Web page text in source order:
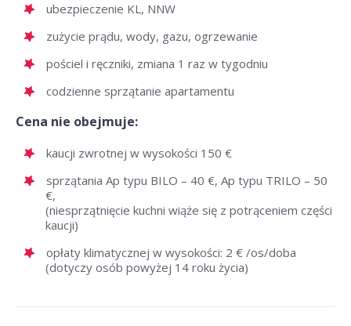
ubezpieczenie KL, NNW
zużycie prądu, wody, gazu, ogrzewanie
pościel i ręczniki, zmiana 1 raz w tygodniu
codzienne sprzątanie apartamentu
Cena nie obejmuje:
kaucji zwrotnej w wysokości 150 €
sprzątania Ap typu BILO – 40 €, Ap typu TRILO – 50
€,
(niesprzątnięcie kuchni wiąże się z potrąceniem części
kaucji)
opłaty klimatycznej w wysokości: 2 € /os/doba
(dotyczy osób powyżej 14 roku życia)